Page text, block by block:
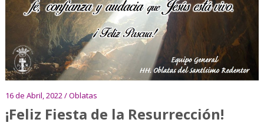
16 de Abril, 2022 / Oblatas
¡Feliz Fiesta de la Resurrección!